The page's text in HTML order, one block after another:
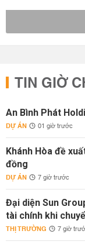
TIN GIỜ
An Bình Phát
DỰ ÁN 01 giờ trước
Khánh Hòa đề
đồng
DỰ ÁN 7 giờ trước
Đại diện Sun
tài chính khi
THỊ TRƯỜNG 7 giờ